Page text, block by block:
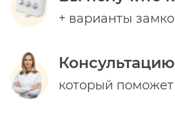
+ варианты
который